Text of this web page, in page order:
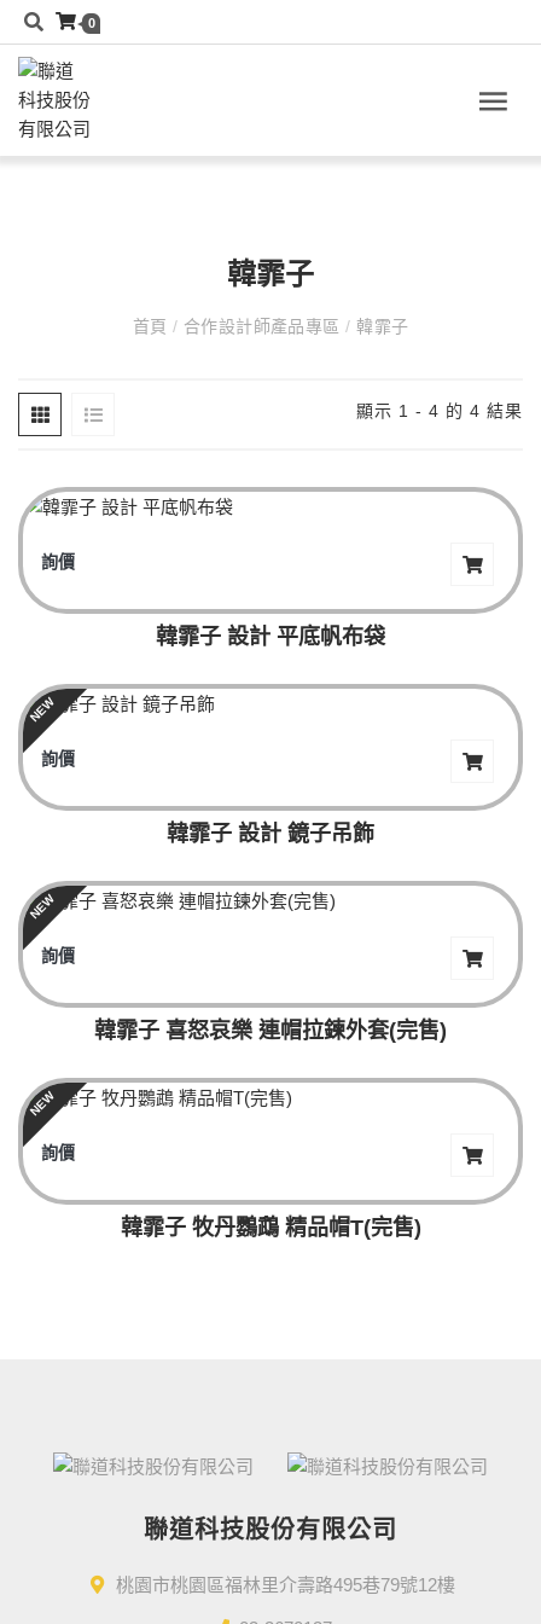
0
韓霏子
首頁 / 合作設計師產品專區/ 韓霏子
顯示 1 - 4 的 4 結果
詢價
韓霏子 設計 平底帆布袋
NEW
詢價
韓霏子 設計 鏡子吊飾
NEW
詢價
韓霏子 喜怒哀樂 連帽拉鍊外套(完售)
NEW
詢價
韓霏子 牧丹鸚鵡 精品帽T(完售)
聯道科技股份有限公司
桃園市桃園區福林里介壽路495巷79號12樓